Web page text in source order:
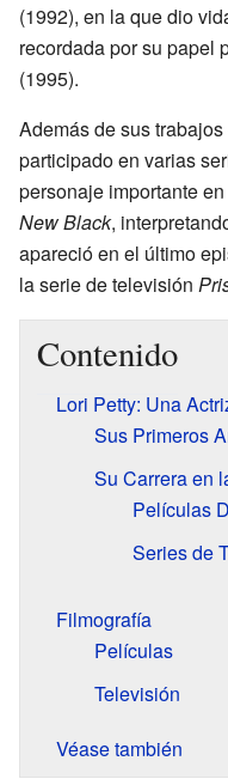
(1992), en la que dio
recordada por su papel
(1995).
Además de sus
participado en varias
personaje importante
New Black,
apareció en el último
la serie de televisión
Contenido
Lori Petty: Una
Sus Primeros
Su Carrera en
Películas
Series de
Filmografía
Películas
Televisión
Véase también